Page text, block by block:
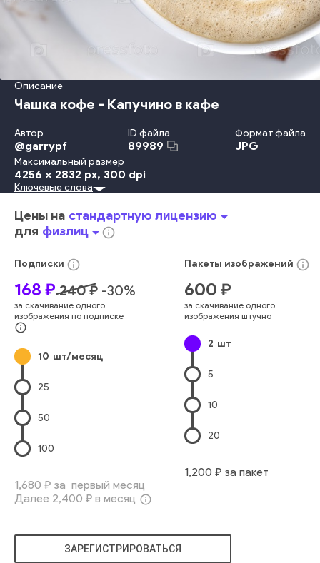
Описание
Чашка кофе - Капучино в кафе
Автор
@garrypf
ID файла
89989
Формат файла
JPG
Максимальный размер
4256 x 2832 px, 300 dpi
Основной Приём Пищи
Эспрессо Кофеин Кофейная Кружка
Сливки
Фоновые Изображения
Латте
Общественная Столовая
Бармен
Жар - Температура
блюдо запах кофе кофе пить аромат
гроб просыпаться аромат напиток еда
завтрак
кофеин кофеин
капучино кафетерий
безалкогольный напиток
кофейня
Ключевые слова
Цены на стандартную лицензиюarrow_drop_down
для физлицarrow_drop_downinfo_outline
Подписки info_outline
168 ₽ 240₽ -30%
за скачивание одного
изображения по подписке
info_outline
10 шт/месяц
25
50
100
1,680 ₽ за первый месяц
Далее 2,400 ₽ в месяц info_outline
Пакеты изображений info_outline
600 ₽
за скачивание одного
изображения штучно
2 шт
5
10
20
1,200 ₽ за пакет
ЗАРЕГИСТРИРОВАТЬСЯ